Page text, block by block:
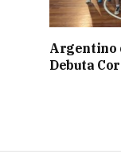
Argentino
Debuta